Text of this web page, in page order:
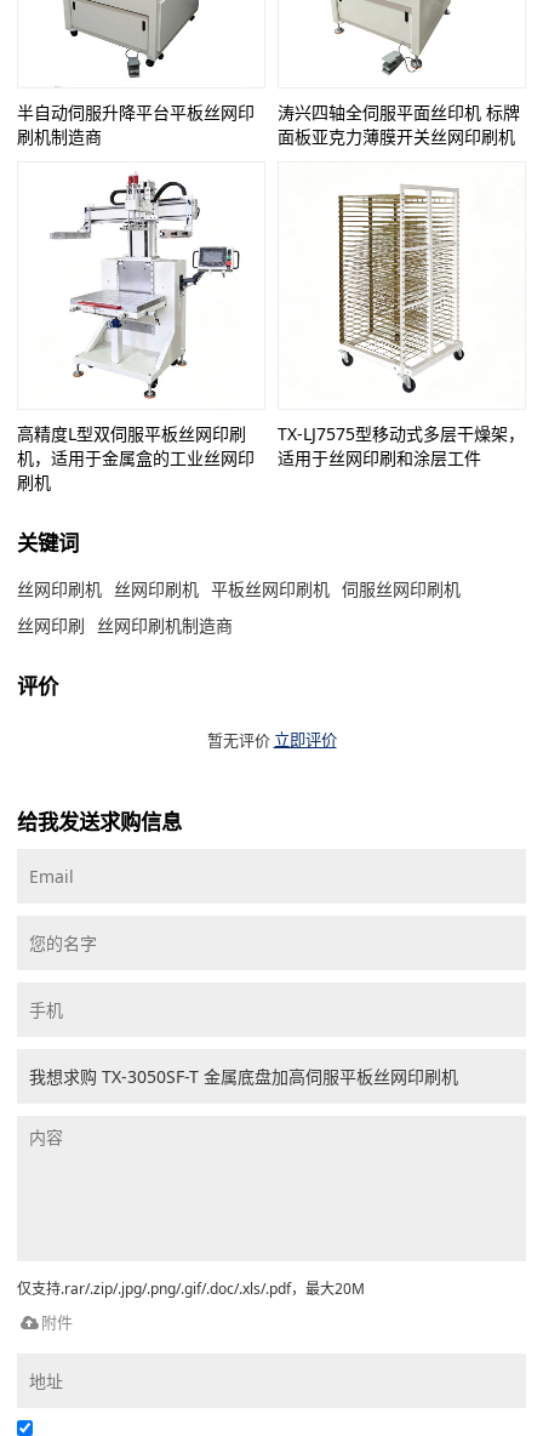
半自动伺服升降平台平板丝网印
刷机制造商
涛兴四轴全伺服平面丝印机 标牌
面板亚克力薄膜开关丝网印刷机
高精度L型双伺服平板丝网印刷
机，适用于金属盒的工业丝网印
刷机
TX-LJ7575型移动式多层干燥架，
适用于丝网印刷和涂层工件
关键词
丝网印刷机 丝网印刷机 平板丝网印刷机 伺服丝网印刷机
丝网印刷
丝网印刷机制造商
评价
暂无评价 立即评价
给我发送求购信息
仅支持.rar/.zip/.jpg/.png/.gif/.doc/.xls/.pdf，最大20M
附件